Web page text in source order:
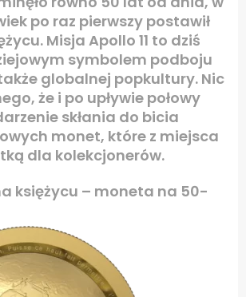
po raz pierwszy postawił
Misja Apollo 11 to dziś
symbolem podboju
globalnej popkultury. Nic
że i po upływie połowy
skłania do bicia
monet, które z miejsca
dla kolekcjonerów.
księżycu – moneta na 50-